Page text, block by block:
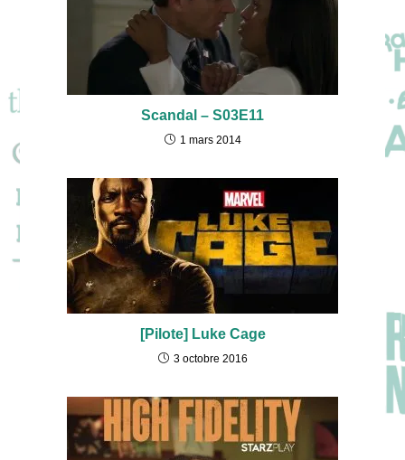
Scandal – S03E11
1 mars 2014
[Pilote] Luke Cage
3 octobre 2016